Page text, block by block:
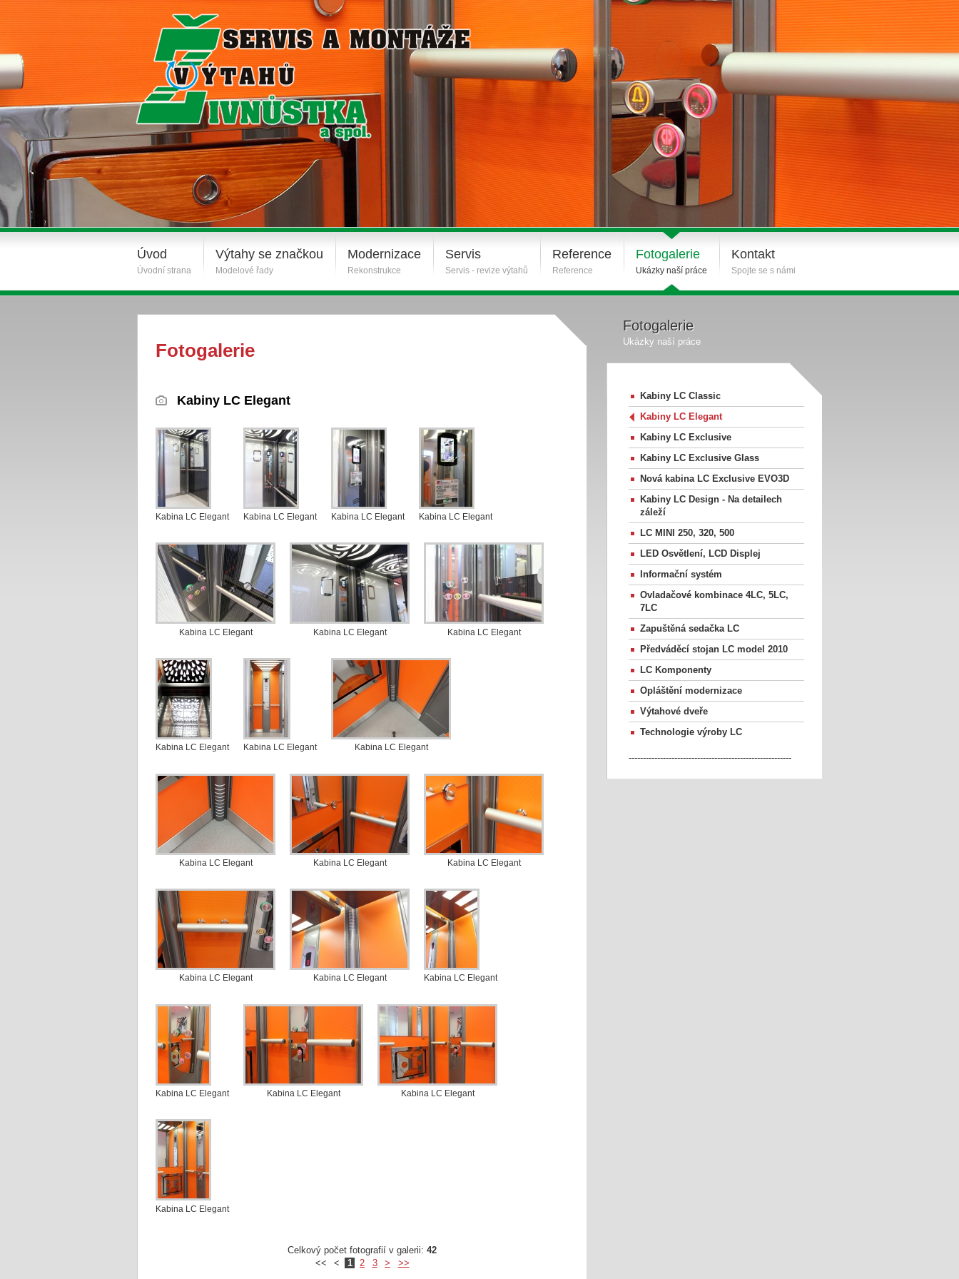
Úvod
Úvodní strana
Výtahy se značkou
Modelové řady
Modernizace
Rekonstrukce
Servis
Servis - revize výtahů
Reference
Reference
Fotogalerie
Ukázky naší práce
Kontakt
Spojte se s námi
Fotogalerie
Kabiny LC Elegant
Kabina LC Elegant Kabina LC Elegant Kabina LC Elegant Kabina LC Elegant
Kabina LC Elegant Kabina LC Elegant Kabina LC Elegant
Kabina LC Elegant Kabina LC Elegant Kabina LC Elegant
Kabina LC Elegant Kabina LC Elegant Kabina LC Elegant
Kabina LC Elegant Kabina LC Elegant Kabina LC Elegant
Kabina LC Elegant Kabina LC Elegant Kabina LC Elegant
Kabina LC Elegant
Celkový počet fotografií v galerii: 42
<<
< 1 2 3 > >>
Fotogalerie
Ukázky naší práce
Kabiny LC Classic
Kabiny LC Elegant
Kabiny LC Exclusive
Kabiny LC Exclusive Glass
Nová kabina LC Exclusive EVO3D
Kabiny LC Design - Na detailech
záleží
LC MINI 250, 320, 500
LED Osvětlení, LCD Displej
Informační systém
Ovladačové kombinace 4LC, 5LC,
7LC
Zapuštěná sedačka LC
Předváděcí stojan LC model 2010
LC Komponenty
Opláštění modernizace
Výtahové dveře
Technologie výroby LC
---------------------------------------------------------